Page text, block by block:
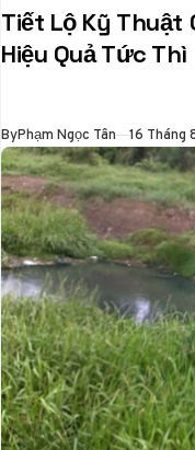
Tiết Lộ Kỹ Thuật
Hiệu Quả Tức Thì
ByPhạm Ngọc Tân Published
16 Tháng